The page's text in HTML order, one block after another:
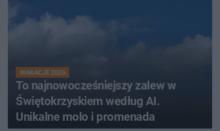
WAKACJE 2026
To najnowocześniejszy zalew w
Świętokrzyskiem według AI.
Unikalne molo i promenada